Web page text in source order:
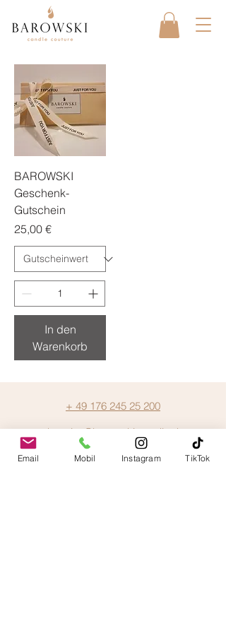
BAROWSKI
Geschenk-
Gutschein
Preis
25,00 €
In den
Warenkorb
+ 49 176 245 25 200
ekaterina@barowski-candle.de
Email Mobil Instagram TikTok